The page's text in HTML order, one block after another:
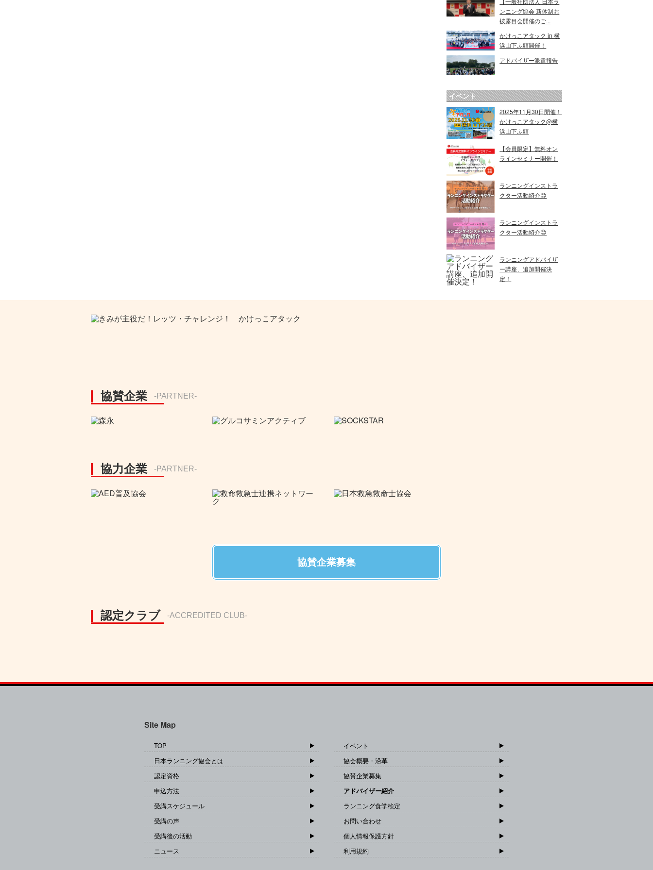
ンニング協会 新体制お
披露目会開催のご...
かけっこアタック in 横
浜山下ふ頭開催！
アドバイザー派遣報告
イベント
2025年11月30日開催！
かけっこアタック@横
浜山下ふ頭
【会員限定】無料オン
ラインセミナー開催！
ランニングインストラ
クター活動紹介😊
ランニングインストラ
クター活動紹介😊
ランニングアドバイザ
ー講座、追加開催決
定！
協賛企業 -PARTNER-
協力企業 -PARTNER-
協賛企業募集
認定クラブ -ACCREDITED CLUB-
Site Map
TOP
日本ランニング協会とは
認定資格
申込方法
受講スケジュール
受講の声
受講後の活動
ニュース
イベント
協会概要・沿革
協賛企業募集
アドバイザー紹介
ランニング食学検定
お問い合わせ
個人情報保護方針
利用規約